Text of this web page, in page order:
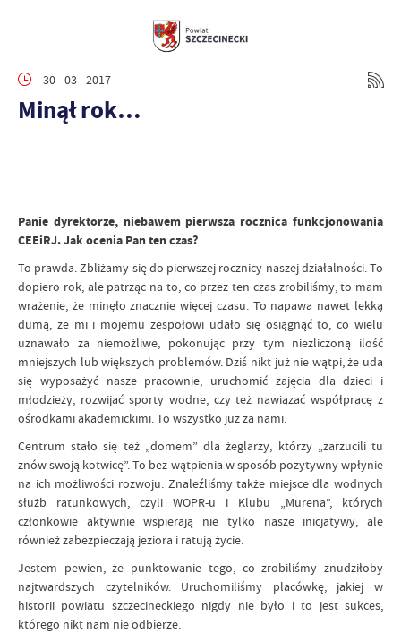
30 - 03 - 2017
Minął rok…
Panie dyrektorze, niebawem pierwsza rocznica funkcjonowania
CEEiRJ. Jak ocenia Pan ten czas?
To prawda. Zbliżamy się do pierwszej rocznicy naszej działalności. To
dopiero rok, ale patrząc na to, co przez ten czas zrobiliśmy, to mam
wrażenie, że minęło znacznie więcej czasu. To napawa nawet lekką
dumą, że mi i mojemu zespołowi udało się osiągnąć to, co wielu
uznawało za niemożliwe, pokonując przy tym niezliczoną ilość
mniejszych lub większych problemów. Dziś nikt już nie wątpi, że uda
się wyposażyć nasze pracownie, uruchomić zajęcia dla dzieci i
młodzieży, rozwijać sporty wodne, czy też nawiązać współpracę z
ośrodkami akademickimi. To wszystko już za nami.
Centrum stało się też „domem” dla żeglarzy, którzy „zarzucili tu
znów swoją kotwicę”. To bez wątpienia w sposób pozytywny wpłynie
na ich możliwości rozwoju. Znaleźliśmy także miejsce dla wodnych
służb ratunkowych, czyli WOPR-u i Klubu „Murena”, których
członkowie aktywnie wspierają nie tylko nasze inicjatywy, ale
również zabezpieczają jeziora i ratują życie.
Jestem pewien, że punktowanie tego, co zrobiliśmy znudziłoby
najtwardszych czytelników. Uruchomiliśmy placówkę, jakiej w
historii powiatu szczecineckiego nigdy nie było i to jest sukces,
którego nikt nam nie odbierze.